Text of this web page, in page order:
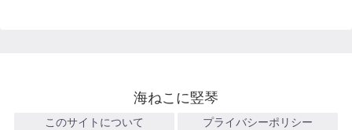
海ねこに竪琴
このサイトについて
プライバシーポリシー